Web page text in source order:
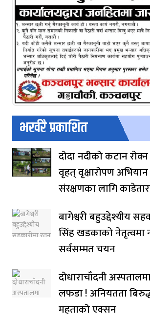
भर्खरै प्रकाशित
दोदा नदीको कटान
वृहत् वृक्षारोपण
संरक्षणका लागि
बागेश्वरी बहुउद्देश्यीय
सिंह खडकाको नेतृत्वमा
सर्वसम्मत चयन
दोधाराचाँदनी
लफडा ! अनियतता
महताको एक्सन